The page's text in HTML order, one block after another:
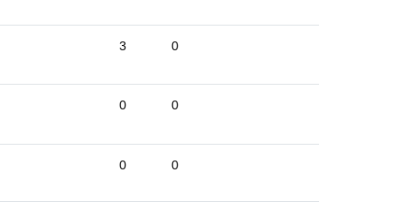
3 0
0 0
0 0